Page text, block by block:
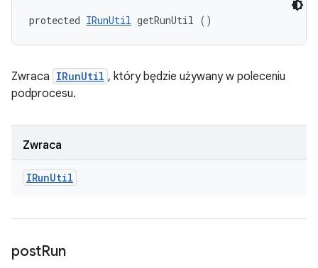
protected IRunUtil getRunUtil ()
Zwraca IRunUtil , który będzie używany w poleceniu
podprocesu.
Zwraca
IRunUtil
postRun